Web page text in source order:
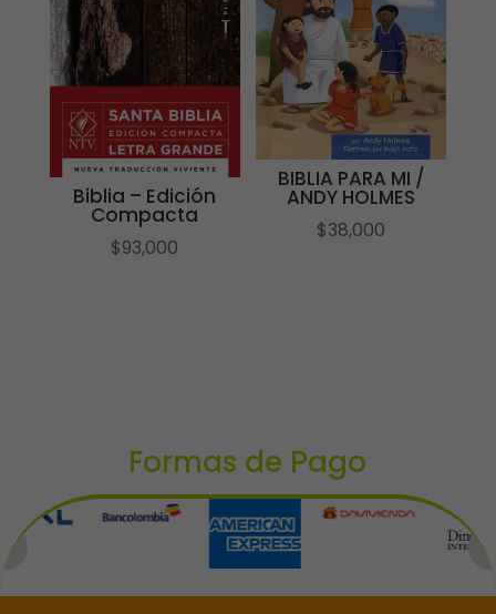
Biblia – Edición
Compacta
$93,000
BIBLIA PARA MI /
ANDY HOLMES
$38,000
Formas de Pago